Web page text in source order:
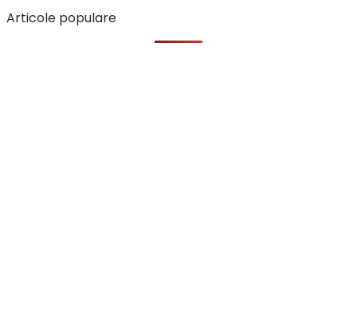
Articole populare